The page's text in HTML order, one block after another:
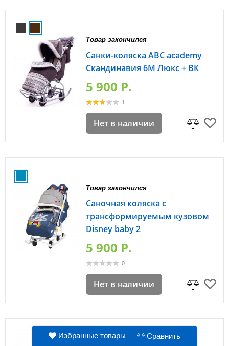
Товар закончился
Санки-коляска ABC academy
Скандинавия 6М Люкс + ВК
5 900 P.
1
Нет в наличии
Товар закончился
Саночная коляска с
трансформируемым кузовом
Disney baby 2
5 900 P.
0
Нет в наличии
Товар закончился
Избранные товары